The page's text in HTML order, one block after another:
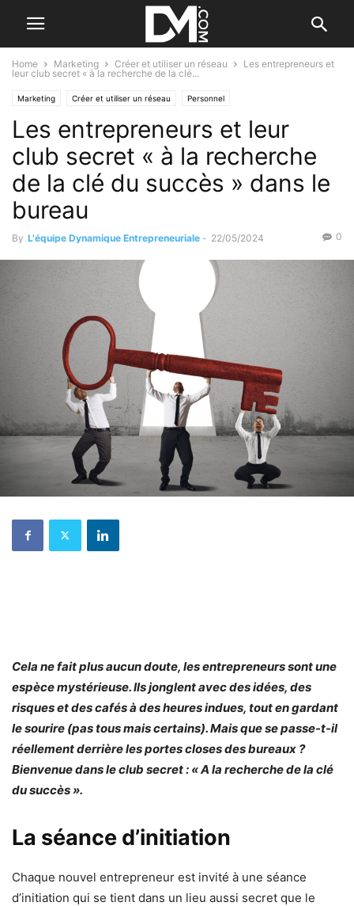
Home Marketing Créer et utiliser un réseau
Les entrepreneurs et
leur club secret « à la recherche de la clé...
Marketing Créer et utiliser un réseau Personnel
Développement personnel
Les entrepreneurs et leur
club secret « à la recherche
de la clé du succès » dans le
bureau
By L'équipe Dynamique Entrepreneuriale - 22/05/2024 0
Cela ne fait plus aucun doute, les entrepreneurs sont une
espèce mystérieuse. Ils jonglent avec des idées, des
risques et des cafés à des heures indues, tout en gardant
le sourire (pas tous mais certains). Mais que se passe-t-il
réellement derrière les portes closes des bureaux ?
Bienvenue dans le club secret : « A la recherche de la clé
du succès ».
La séance d’initiation
Chaque nouvel entrepreneur est invité à une séance
d’initiation qui se tient dans un lieu aussi secret que le